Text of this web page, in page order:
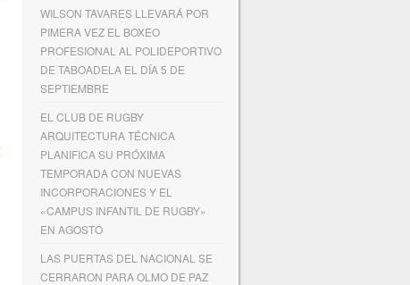
WILSON TAVARES LLEVARÁ POR
PIMERA VEZ EL BOXEO
PROFESIONAL AL POLIDEPORTIVO
DE TABOADELA EL DÍA 5 DE
SEPTIEMBRE
EL CLUB DE RUGBY
ARQUITECTURA TÉCNICA
PLANIFICA SU PRÓXIMA
TEMPORADA CON NUEVAS
INCORPORACIONES Y EL
«CAMPUS INFANTIL DE RUGBY»
EN AGOSTO
LAS PUERTAS DEL NACIONAL SE
CERRARON PARA OLMO DE PAZ